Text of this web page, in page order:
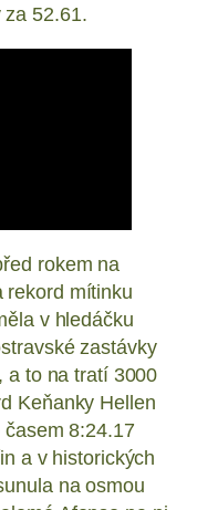
52.61.
rokem na
rekord mítinku
v hledáčku
zastávky
a to na tratí 3000
Keňanky Hellen
8:24.17
a v historických
na osmou